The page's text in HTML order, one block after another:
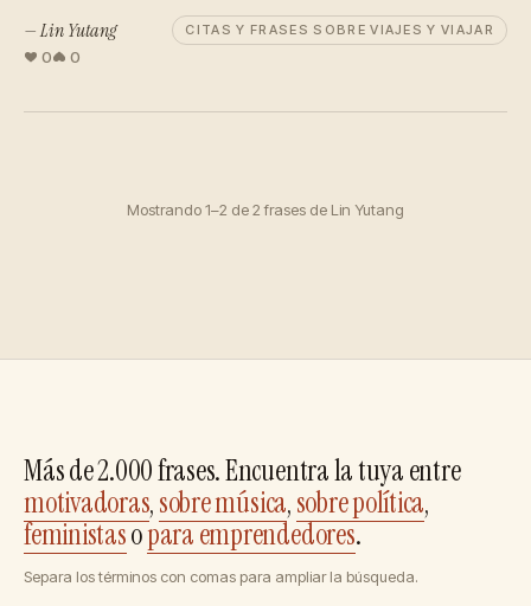
— Lin Yutang CITAS Y FRASES SOBRE VIAJES Y VIAJAR
0 0
Mostrando 1–2 de 2 frases de Lin Yutang
Más de 2.000 frases. Encuentra la tuya entre
motivadoras,sobre música,sobre política,
feministasopara emprendedores.
Separa los términos con comas para ampliar la búsqueda.